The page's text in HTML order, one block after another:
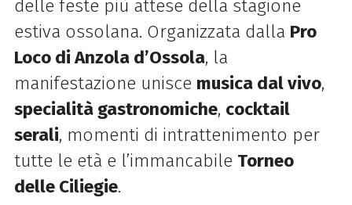
delle feste più attese della stagione
estiva ossolana. Organizzata dalla Pro
Loco di Anzola d’Ossola, la
manifestazione unisce musica dal vivo,
specialità gastronomiche, cocktail
serali, momenti di intrattenimento per
tutte le età e l’immancabile Torneo
delle Ciliegie.